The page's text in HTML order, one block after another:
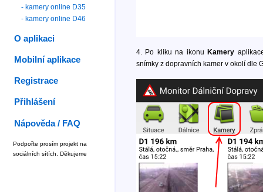
4. Po kliku na ikonu Kamery
snímky z dopravních kamer v okolí dle
- kamery online D35
- kamery online D46
O aplikaci
Mobilní aplikace
Registrace
Přihlášení
Nápověda / FAQ
Podpořte prosím projekt na
sociálních sítích. Děkujeme